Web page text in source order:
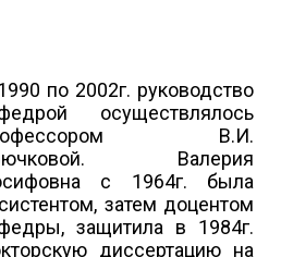
по 2002г. руководство
осуществлялось
В.И.
Валерия
с 1964г. была
затем доцентом
защитила в 1984г.
диссертацию на